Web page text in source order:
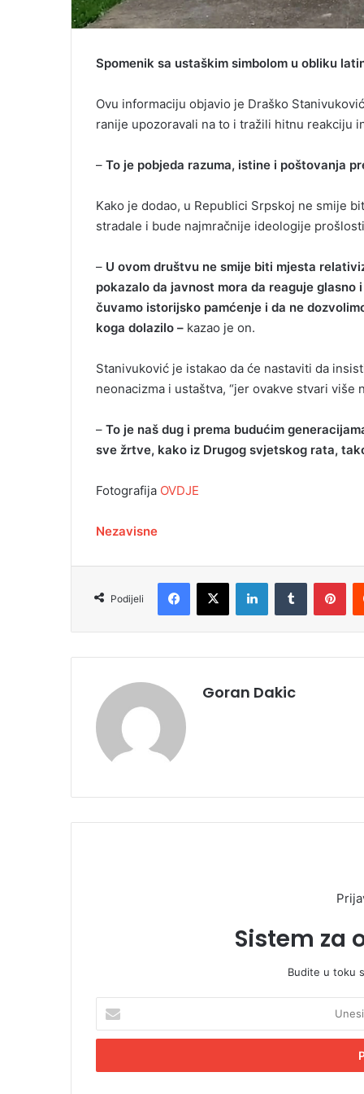
Spomenik sa ustaškim simbolom u obliku
Ovu informaciju objavio je Draško
ranije upozoravali na to i tražili hitnu reakciju
– To je pobjeda razuma, istine i poštovanja
Kako je dodao, u Republici Srpskoj ne smije
stradale i bude najmračnije ideologije
– U ovom društvu ne smije biti mjesta
pokazalo da javnost mora da reaguje
čuvamo istorijsko pamćenje i da ne
koga dolazilo – kazao je on.
Stanivuković je istakao da će nastaviti da
neonacizma i ustaštva, “jer ovakve stvari više
– To je naš dug i prema budućim
sve žrtve, kako iz Drugog svjetskog rata,
Fotografija OVDJE
Nezavisne
Podijeli
Goran Dakic
Sistem za
Budite u toku
e
i